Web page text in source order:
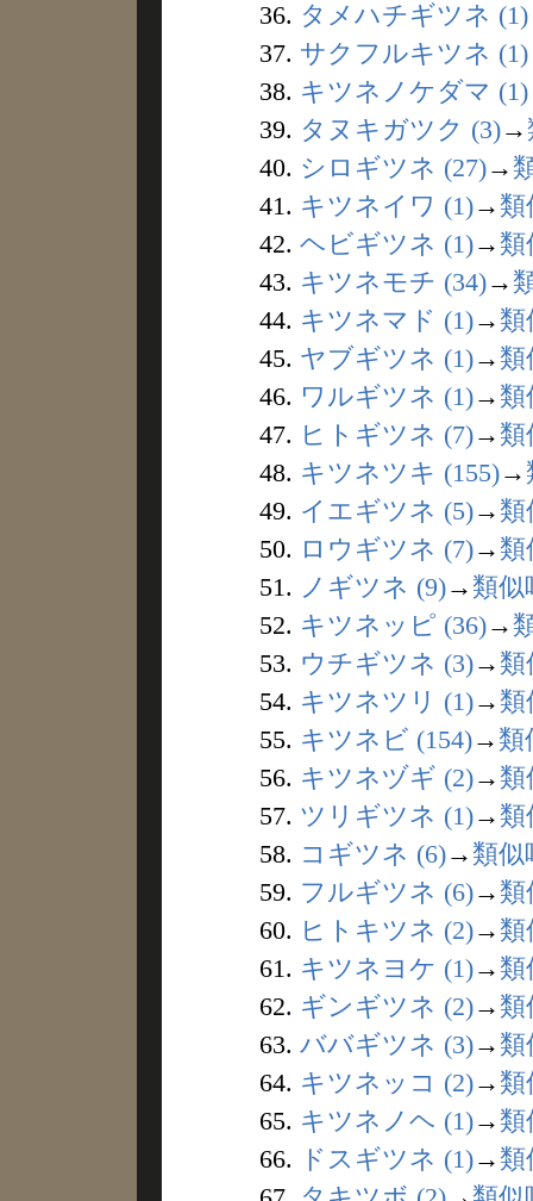
36. タメハチギツネ (1)
37. サクフルキツネ (1)
38. キツネノケダマ (1)
39. タヌキガツク (3)→
40. シロギツネ (27)→
41. キツネイワ (1)→ 類
42. ヘビギツネ (1)→ 類
43. キツネモチ (34)→
44. キツネマド (1)→ 類
45. ヤブギツネ (1)→ 類
46. ワルギツネ (1)→ 類
47. ヒトギツネ (7)→ 類
48. キツネツキ (155)→
49. イエギツネ (5)→ 類
50. ロウギツネ (7)→ 類
51. ノギツネ (9)→ 類似
52. キツネッピ (36)→
53. ウチギツネ (3)→ 類
54. キツネツリ (1)→ 類
55. キツネビ (154)→ 類
56. キツネヅギ (2)→ 類
57. ツリギツネ (1)→ 類
58. コギツネ (6)→ 類似
59. フルギツネ (6)→ 類
60. ヒトキツネ (2)→ 類
61. キツネヨケ (1)→ 類
62. ギンギツネ (2)→ 類
63. ババギツネ (3)→ 類
64. キツネッコ (2)→ 類
65. キツネノヘ (1)→ 類
66.
ドスギツネ (1)→ 類